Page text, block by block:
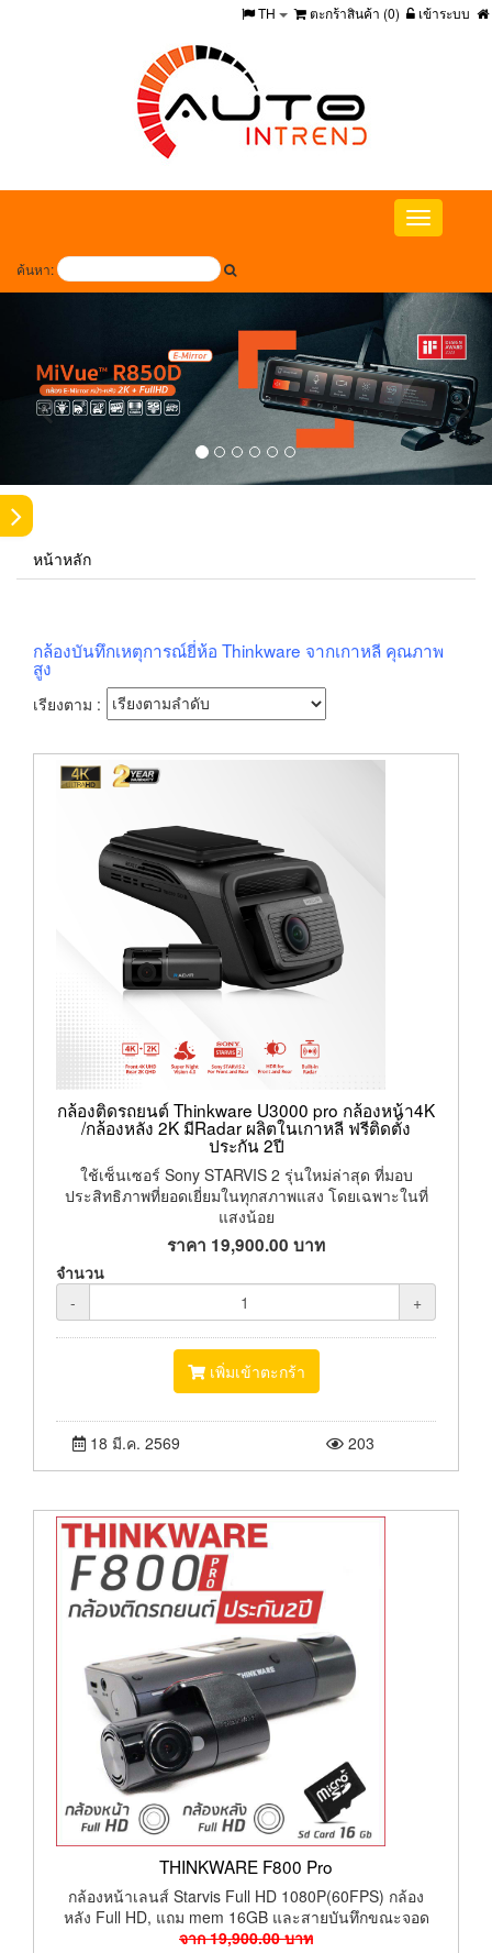
เข้าระบบ
ตะกร้าสินค้า (0)
TH
Toggle
navigation
ค้นหา:
หน้าหลัก
กล้องบันทึกเหตุการณ์ยี่ห้อ Thinkware จากเกาหลี คุณภาพ
สูง
เรียงตาม :
กล้องติดรถยนต์ Thinkware U3000 pro กล้องหน้า4K
/กล้องหลัง 2K มีRadar ผลิตในเกาหลี ฟรีติดตั้ง
ประกัน 2ปี
ใช้เซ็นเซอร์ Sony STARVIS 2 รุ่นใหม่ล่าสุด ที่มอบ
ประสิทธิภาพที่ยอดเยี่ยมในทุกสภาพแสง โดยเฉพาะในที่
แสงน้อย
ราคา 19,900.00 บาท
จำนวน
-
+
เพิ่มเข้าตะกร้า
18 มี.ค. 2569 203
THINKWARE F800 Pro
กล้องหน้าเลนส์ Starvis Full HD 1080P(60FPS) กล้อง
หลัง Full HD, แถม mem 16GB และสายบันทึกขณะจอด
จาก19,900.00บาท